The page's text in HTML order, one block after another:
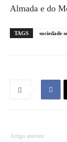
Almada e do
TAGS sociedade
Artigo anterior